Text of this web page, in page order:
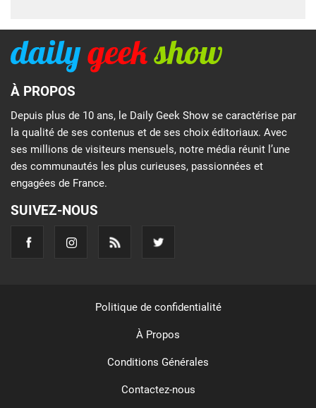
À PROPOS
Depuis plus de 10 ans, le Daily Geek Show se caractérise par
la qualité de ses contenus et de ses choix éditoriaux. Avec
ses millions de visiteurs mensuels, notre média réunit l’une
des communautés les plus curieuses, passionnées et
engagées de France.
SUIVEZ-NOUS
Politique de confidentialité
À Propos
Conditions Générales
Contactez-nous